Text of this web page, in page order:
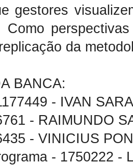
gestores
Como
da
BANCA:
- IVAN
- RAIMUNDO
- VINICIUS
- 1750222 -